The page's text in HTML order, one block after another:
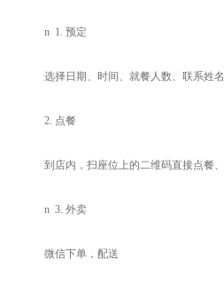
n 1.预定
选择日期、时间、就餐人数、联系姓
2. 点餐
到店内，扫座位上的二维码直接点餐、
n 3.外卖
微信下单，配送